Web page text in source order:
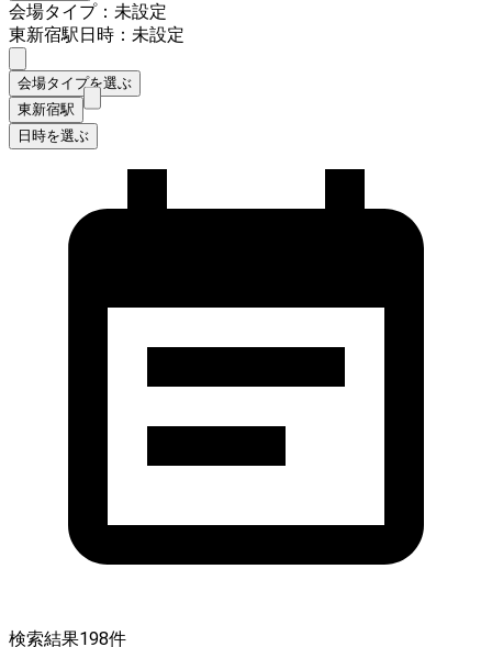
会場タイプ：未設定
東新宿駅日時：未設定
会場タイプを選ぶ
東新宿駅
日時を選ぶ
検索結果198件